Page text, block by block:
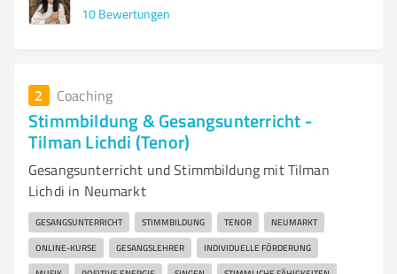
10 Bewertungen
2 Coaching
Stimmbildung & Gesangsunterricht -
Tilman Lichdi (Tenor)
Gesangsunterricht und Stimmbildung mit Tilman
Lichdi in Neumarkt
GESANGSUNTERRICHT STIMMBILDUNG TENOR NEUMARKT
ONLINE-KURSE GESANGSLEHRER INDIVIDUELLE FÖRDERUNG